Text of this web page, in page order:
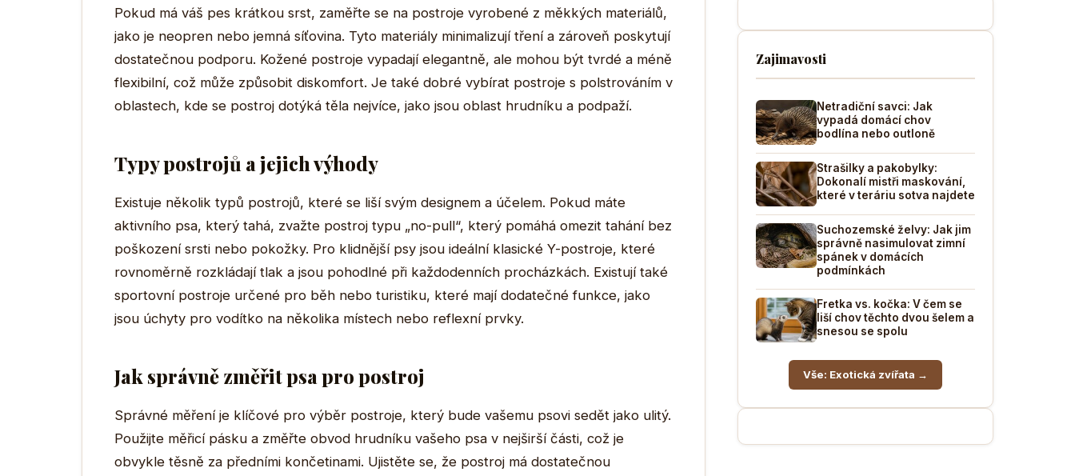
Pokud má váš pes krátkou srst, zaměřte se na postroje vyrobené z měkkých materiálů,
jako je neopren nebo jemná síťovina. Tyto materiály minimalizují tření a zároveň poskytují
dostatečnou podporu. Kožené postroje vypadají elegantně, ale mohou být tvrdé a méně
flexibilní, což může způsobit diskomfort. Je také dobré vybírat postroje s polstrováním v
oblastech, kde se postroj dotýká těla nejvíce, jako jsou oblast hrudníku a podpaží.
Typy postrojů a jejich výhody
Existuje několik typů postrojů, které se liší svým designem a účelem. Pokud máte
aktivního psa, který tahá, zvažte postroj typu „no-pull“, který pomáhá omezit tahání bez
poškození srsti nebo pokožky. Pro klidnější psy jsou ideální klasické Y-postroje, které
rovnoměrně rozkládají tlak a jsou pohodlné při každodenních procházkách. Existují také
sportovní postroje určené pro běh nebo turistiku, které mají dodatečné funkce, jako
jsou úchyty pro vodítko na několika místech nebo reflexní prvky.
Jak správně změřit psa pro postroj
Správné měření je klíčové pro výběr postroje, který bude vašemu psovi sedět jako ulitý.
Použijte měřicí pásku a změřte obvod hrudníku vašeho psa v nejširší části, což je
obvykle těsně za předními končetinami. Ujistěte se, že postroj má dostatečnou
Zajimavosti
Netradiční savci: Jak
vypadá domácí chov
bodlína nebo outloně
Strašilky a pakobylky:
Dokonalí mistři maskování,
které v teráriu sotva najdete
Suchozemské želvy: Jak jim
správně nasimulovat zimní
spánek v domácích
podmínkách
Fretka vs. kočka: V čem se
liší chov těchto dvou šelem a
snesou se spolu
Vše: Exotická zvířata →